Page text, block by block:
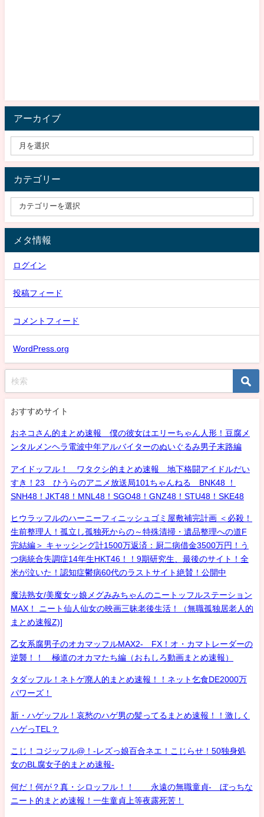
アーカイブ
カテゴリー
メタ情報
ログイン
投稿フィード
コメントフィード
WordPress.org
おすすめサイト
おネコさん的まとめ速報 僕の彼女はエリーちゃん人形！豆腐メ
ンタルメンヘラ電波中年アルバイターのぬいぐるみ男子末路編
アイドッフル！ ワタクシ的まとめ速報 地下格闘アイドルだい
すき！23 ひうらのアニメ放送局101ちゃんねる BNK48 ！
SNH48！JKT48！MNL48！SGO48！GNZ48！STU48！SKE48
ヒウラッフルのハーニーフィニッシュゴミ屋敷補完計画 ＜必殺！
生前整理人！孤立し孤独死からの～特殊清掃・遺品整理への道F
完結編＞ キャッシング計1500万返済：厨二病借金3500万円！う
つ病統合失調症14年生HKT46！！9期研究生、最後のサイト！全
米が泣いた！認知症鬱病60代のラストサイト絶賛！公開中
魔法熟女/美魔女ッ娘メグみみちゃんのニートッフルステーション
MAX！ ニート仙人仙女の映画三昧老後生活！（無職孤独居老人的
まとめ速報Z)]
乙女系腐男子のオカマッフルMAX2- FX！オ・カマトレーダーの
逆襲！！ 極道のオカマたち編（おもしろ動画まとめ速報）
タダッフル！ネトゲ廃人的まとめ速報！！ネット乞食DE2000万
パワーズ！
新・ハゲッフル！哀愁のハゲ男の髪ってるまとめ速報！！激しく
ハゲっTEL？
こじ！コジッフル@！-レズっ娘百合ネエ！こじらせ！50独身処
女のBL腐女子的まとめ速報-
何だ！何が？真・シロッフル！！ 永遠の無職童貞- ぼっちな
ニート的まとめ速報！一生童貞上等夜露死苦！